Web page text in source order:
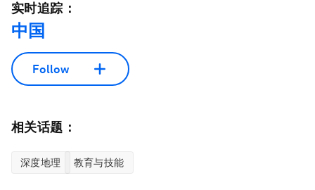
实时追踪：
中国
Follow
相关话题：
深度地理 教育与技能